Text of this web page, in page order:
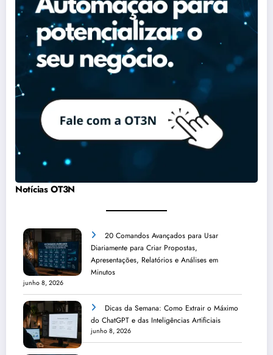
Notícias OT3N
20 Comandos Avançados para Usar
Diariamente para Criar Propostas,
Apresentações, Relatórios e Análises em
Minutos
junho 8, 2026
Dicas da Semana: Como Extrair o Máximo
do ChatGPT e das Inteligências Artificiais
junho 8, 2026